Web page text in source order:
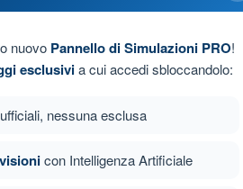
nuovo Pannello di Simulazioni PRO!
esclusivia cui accedi sbloccandolo:
ufficiali, nessuna esclusa
con Intelligenza Artificiale